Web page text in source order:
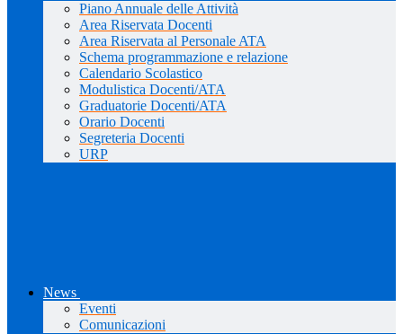
Piano Annuale delle Attività
Area Riservata Docenti
Area Riservata al Personale ATA
Schema programmazione e relazione
Calendario Scolastico
Modulistica Docenti/ATA
Graduatorie Docenti/ATA
Orario Docenti
Segreteria Docenti
URP
News
Eventi
Comunicazioni